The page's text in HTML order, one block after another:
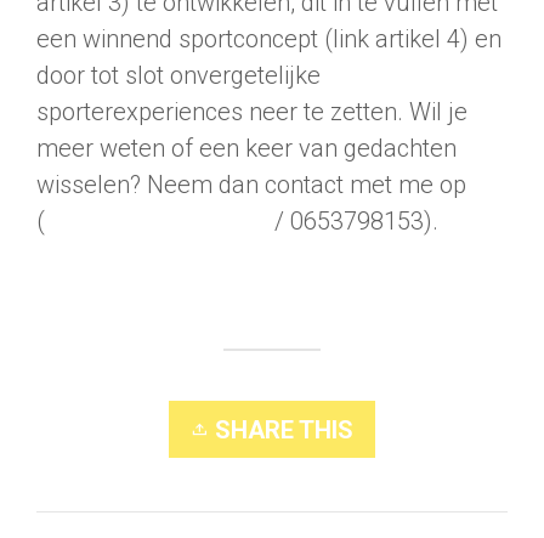
een winnend sportconcept (link artikel 4) en
door tot slot onvergetelijke
sporterexperiences neer te zetten. Wil je
meer weten of een keer van gedachten
wisselen? Neem dan contact met me op
(
/ 0653798153).
SHARE THIS